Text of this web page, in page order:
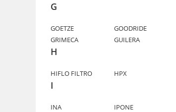
G
GOETZE
GOODRIDE
GRIMECA
GUILERA
H
HIFLO FILTRO HPX
I
INA IPONE